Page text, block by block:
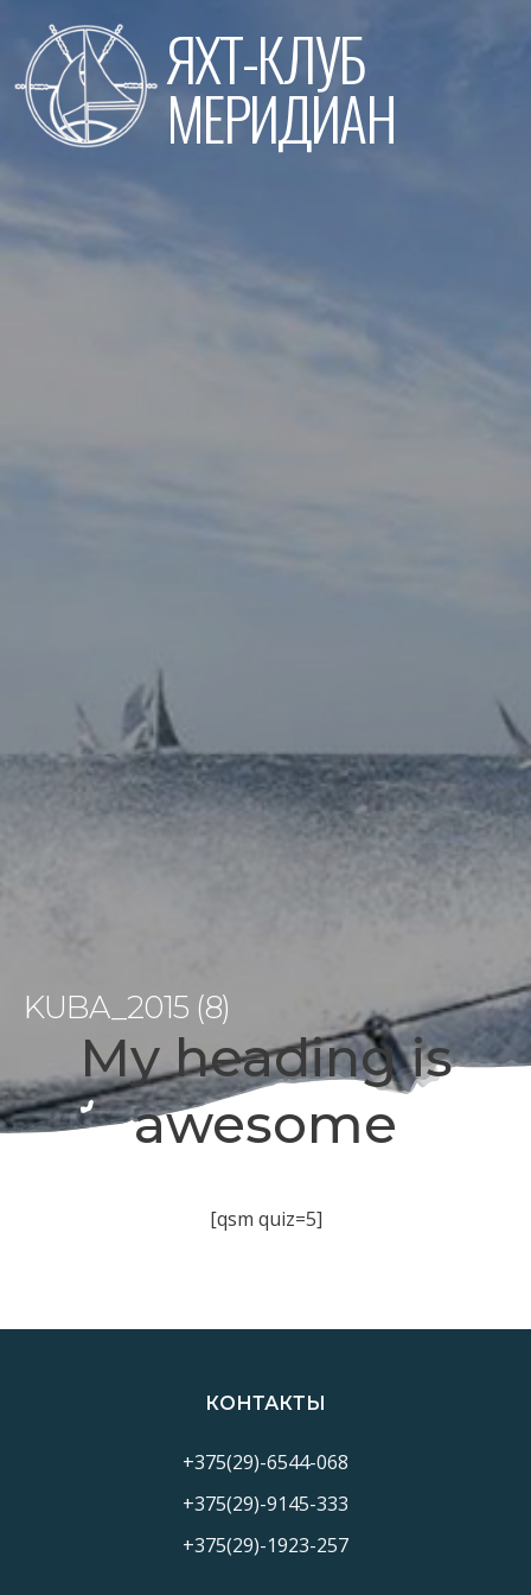
к
содержимому
ЯХТ-КЛУБ
МЕРИДИАН
KUBA_2015 (8)
My heading is
awesome
[qsm quiz=5]
КОНТАКТЫ
+375(29)-6544-068
+375(29)-9145-333
+375(29)-1923-257